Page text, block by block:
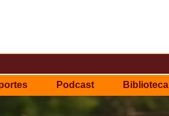
Podcast Biblioteca